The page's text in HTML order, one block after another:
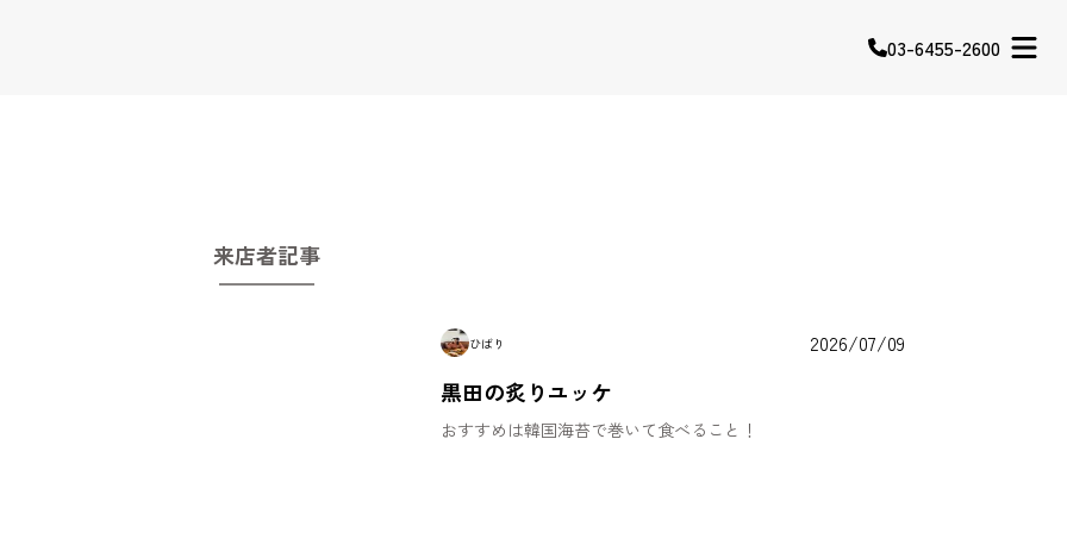
03-6455-2600
来店者記事
ひばり 2026/07/09
黒田の炙りユッケ
おすすめは韓国海苔で巻いて食べること！